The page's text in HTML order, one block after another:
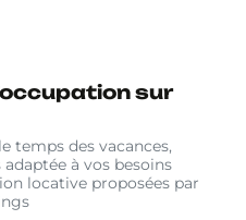
sur
temps des vacances,
à vos besoins
locative proposées par